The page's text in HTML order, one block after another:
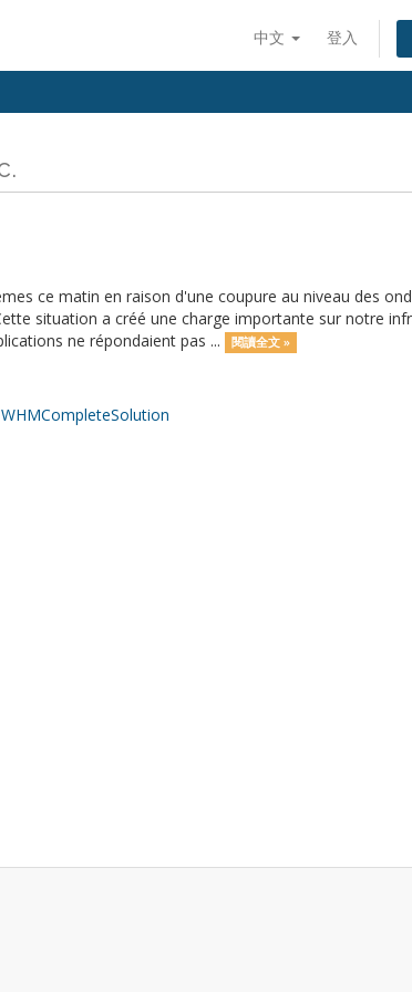
中文 登入
ce matin en raison d'une coupure au niveau des
situation a créé une charge importante sur notre
ne répondaient pas ...
閱讀全文 »
WHMCompleteSolution